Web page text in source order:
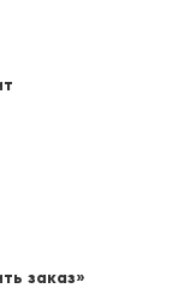
заказ»